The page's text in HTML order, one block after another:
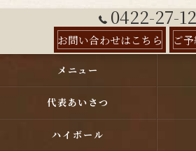
0422-27-
お問い合わせはこちら ご
メニュー
代表あいさつ
ハイボール